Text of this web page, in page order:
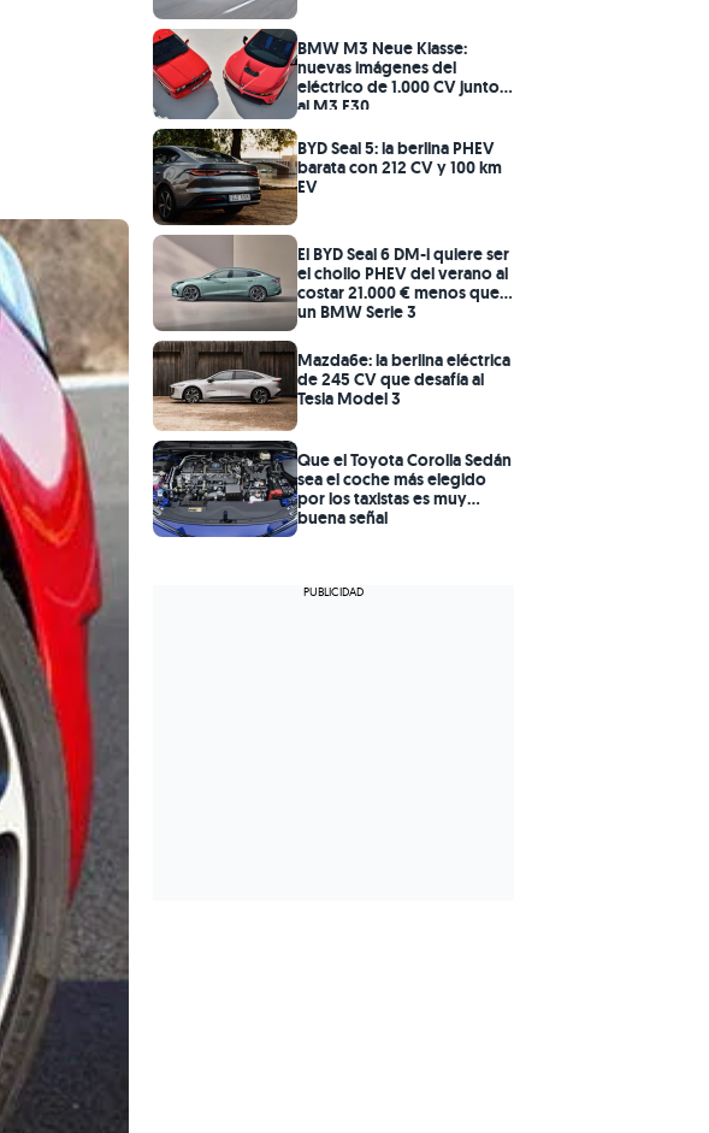
BMW M3 Neue Klasse:
nuevas imágenes del
eléctrico de 1.000 CV junto
al M3 E30
BYD Seal 5: la berlina PHEV
barata con 212 CV y 100 km
EV
El BYD Seal 6 DM-i quiere ser
el chollo PHEV del verano al
costar 21.000 € menos que
un BMW Serie 3
Mazda6e: la berlina eléctrica
de 245 CV que desafía al
Tesla Model 3
Que el Toyota Corolla Sedán
sea el coche más elegido
por los taxistas es muy
buena señal